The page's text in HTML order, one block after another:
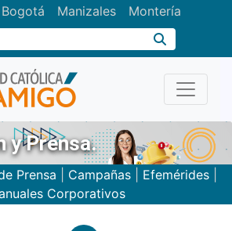
Bogotá Manizales Montería
y Prensa.
Prensa Campañas| Efemérides|
Corporativos